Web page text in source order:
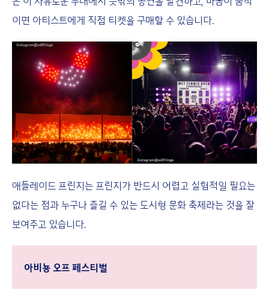
이면 아티스트에게 직접 티켓을 구매할 수 있습니다.
애들레이드 프린지는 프린지가 반드시 어렵고 실험적일 필요는
없다는 점과 누구나 즐길 수 있는 도시형 문화 축제라는 것을 잘
보여주고 있습니다.
아비뇽 오프 페스티벌